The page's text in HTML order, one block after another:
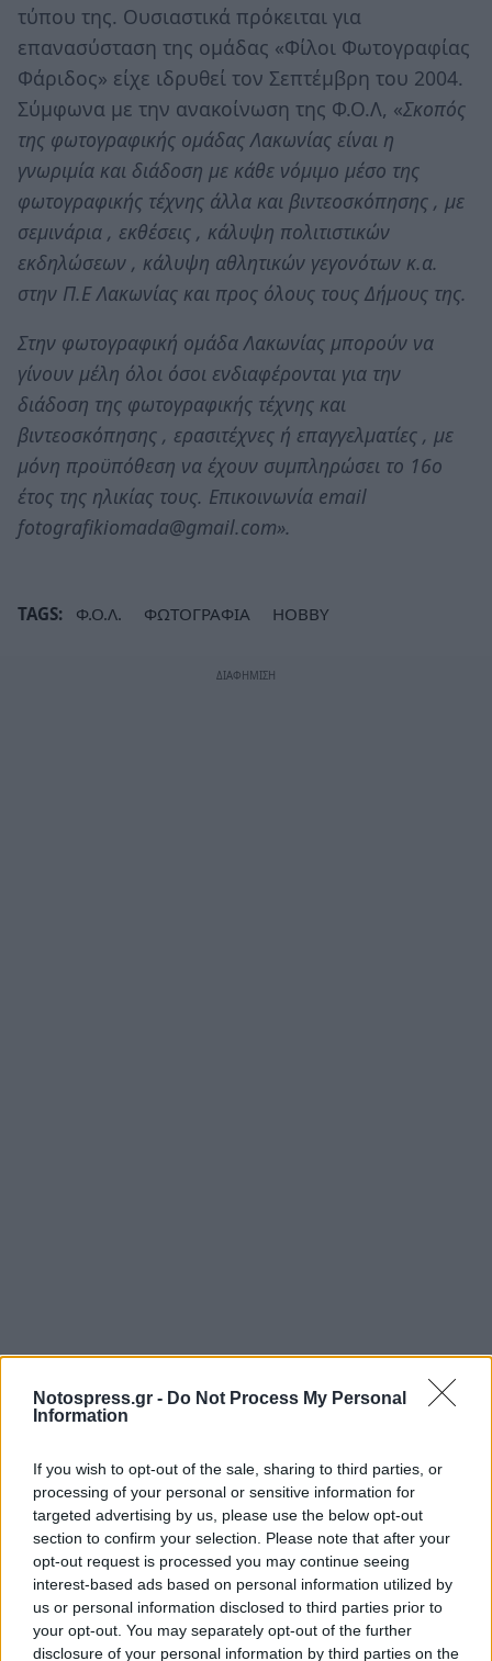
Notospress.gr - Do Not Process My Personal
Information
If you wish to opt-out of the sale, sharing to third parties, or
processing of your personal or sensitive information for
targeted advertising by us, please use the below opt-out
section to confirm your selection. Please note that after your
opt-out request is processed you may continue seeing
interest-based ads based on personal information utilized by
us or personal information disclosed to third parties prior to
your opt-out. You may separately opt-out of the further
disclosure of your personal information by third parties on the
τύπου της. Ουσιαστικά πρόκειται για
επανασύσταση της ομάδας «Φίλοι Φωτογραφίας
Φάριδος» είχε ιδρυθεί τον Σεπτέμβρη του 2004.
Σύμφωνα με την ανακοίνωση της Φ.Ο.Λ, «Σκοπός
της φωτογραφικής ομάδας Λακωνίας είναι η
γνωριμία και διάδοση με κάθε νόμιμο μέσο της
φωτογραφικής τέχνης άλλα και βιντεοσκόπησης , με
σεμινάρια , εκθέσεις , κάλυψη πολιτιστικών
εκδηλώσεων , κάλυψη αθλητικών γεγονότων κ.α.
στην Π.Ε Λακωνίας και προς όλους τους Δήμους της.
Στην φωτογραφική ομάδα Λακωνίας μπορούν να
γίνουν μέλη όλοι όσοι ενδιαφέρονται για την
διάδοση της φωτογραφικής τέχνης και
βιντεοσκόπησης , ερασιτέχνες ή επαγγελματίες , με
μόνη προϋπόθεση να έχουν συμπληρώσει το 16ο
έτος της ηλικίας τους. Επικοινωνία email
fotografikiomada@gmail.com».
TAGS: Φ.Ο.Λ. ΦΩΤΟΓΡΑΦΙΑ HOBBY
Σχετικά Άρθρα